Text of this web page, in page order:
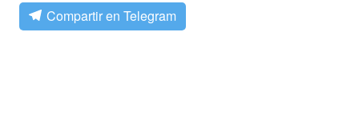
Compartir en Telegram